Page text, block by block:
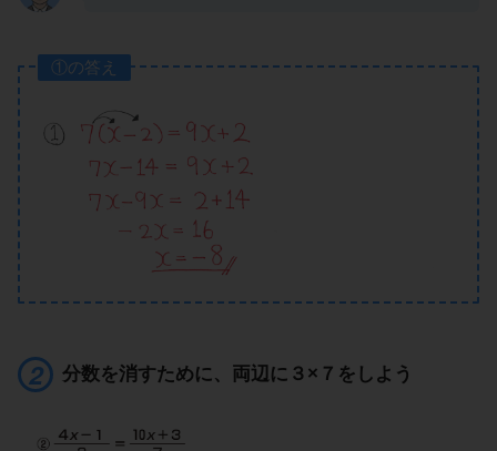
①の答え
分数を消すために、両辺に３×７をしよう